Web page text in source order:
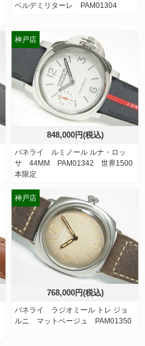
ベルデミリターレ PAM01304
848,000円(税込)
パネライ ルミノール ルナ・ロッ
サ 44MM PAM01342 世界1500
本限定
神戸店
768,000円(税込)
パネライ ラジオミール トレ ジョ
ルニ マットベージュ PAM01350
神戸店